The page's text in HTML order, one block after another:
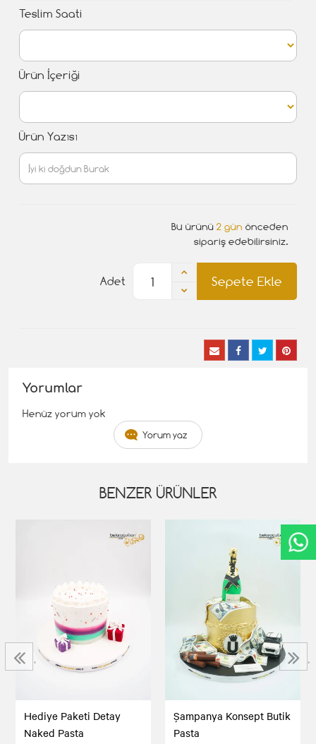
Teslim Saati
Ürün İçeriği
Ürün Yazısı
Bu ürünü 2 gün önceden
sipariş edebilirsiniz.
Sepete Ekle
Adet
Yorumlar
Henüz yorum yok
Yorum yaz
BENZER ÜRÜNLER
Hediye Paketi Detay
Naked Pasta
Şampanya Konsept Butik
Pasta
‹ ›